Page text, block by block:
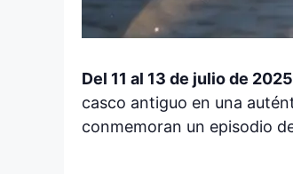
Del 11 al 13 de julio de
casco antiguo en una
conmemoran un episodio